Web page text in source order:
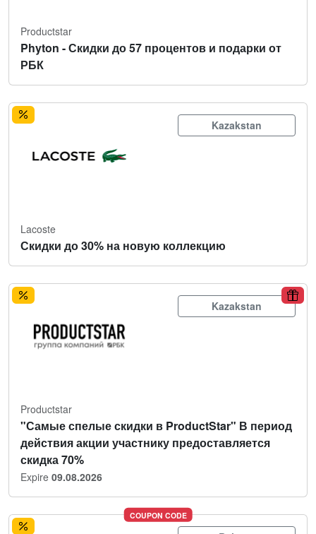
Productstar
Phyton - Скидки до 57 процентов и подарки от
РБК
Kazakstan
Lacoste
Скидки до 30% на новую коллекцию
Kazakstan
Productstar
"Самые спелые скидки в ProductStar" В период
действия акции участнику предоставляется
скидка 70%
Expire 09.08.2026
COUPON CODE